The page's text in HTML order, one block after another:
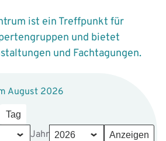
ist ein Treffpunkt für
und bietet
und Fachtagungen.
August 2026
Tag
Jahr